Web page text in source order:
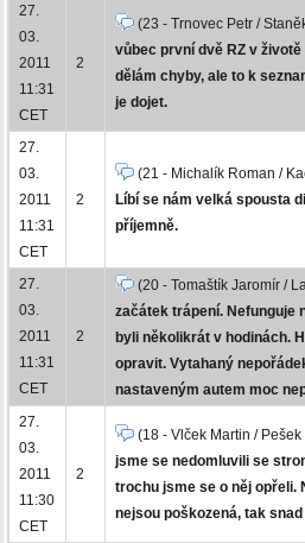
27.
03.
2011
11:31
CET
2
(23 - Trnovec Petr /
vůbec první dvě RZ v
dělám chyby, ale to k
je dojet.
27.
03.
2011
11:31
CET
2
(21 - Michalík Roman /
Líbí se nám velká spousta
příjemně.
27.
03.
2011
11:31
CET
2
(20 - Tomaštík Jaromír /
začátek trápení. Nefunguje
byli několikrát v hodinách.
opravit. Vytahaný
nastaveným autem moc
27.
03.
2011
11:30
CET
2
(18 - Vlček Martin /
jsme se nedomluvili se
trochu jsme se o něj opřeli.
nejsou poškozená, tak